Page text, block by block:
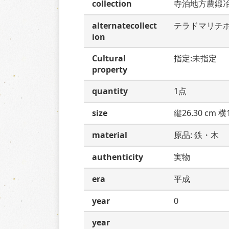
collection
寺泊地方農鍛
alternatecollect
ion
テラドマリチ
Cultural
property
指定:未指定
quantity
1点
size
縦26.30 cm
material
原品: 鉄・木
authenticity
実物
era
平成
year
0
year